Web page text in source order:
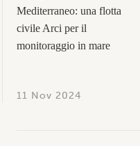
Mediterraneo: una flotta
civile Arci per il
monitoraggio in mare
11 Nov 2024